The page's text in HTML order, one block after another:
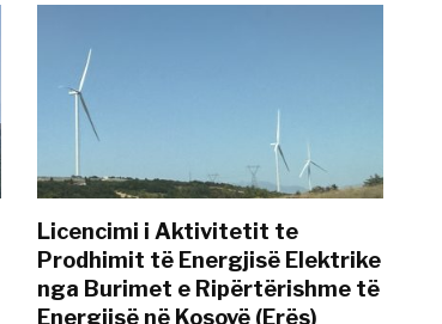
Licencimi i Aktivitetit te
Prodhimit të Energjisë Elektrike
nga Burimet e Ripërtërishme të
Energjisë në Kosovë (Erës)